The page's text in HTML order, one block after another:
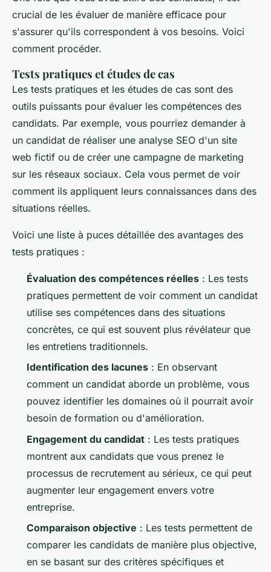
crucial de les évaluer de manière efficace pour
s'assurer qu'ils correspondent à vos besoins. Voici
comment procéder.
Tests pratiques et études de cas
Les tests pratiques et les études de cas sont des
outils puissants pour évaluer les compétences des
candidats. Par exemple, vous pourriez demander à
un candidat de réaliser une analyse SEO d'un site
web fictif ou de créer une campagne de marketing
sur les réseaux sociaux. Cela vous permet de voir
comment ils appliquent leurs connaissances dans des
situations réelles.
Voici une liste à puces détaillée des avantages des
tests pratiques :
Évaluation des compétences réelles : Les tests
pratiques permettent de voir comment un candidat
utilise ses compétences dans des situations
concrètes, ce qui est souvent plus révélateur que
les entretiens traditionnels.
Identification des lacunes : En observant
comment un candidat aborde un problème, vous
pouvez identifier les domaines où il pourrait avoir
besoin de formation ou d'amélioration.
Engagement du candidat : Les tests pratiques
montrent aux candidats que vous prenez le
processus de recrutement au sérieux, ce qui peut
augmenter leur engagement envers votre
entreprise.
Comparaison objective : Les tests permettent de
comparer les candidats de manière plus objective,
en se basant sur des critères spécifiques et